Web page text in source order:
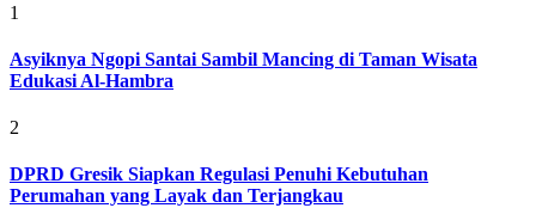
1
Asyiknya Ngopi Santai Sambil Mancing di Taman Wisata
Edukasi Al-Hambra
2
DPRD Gresik Siapkan Regulasi Penuhi Kebutuhan
Perumahan yang Layak dan Terjangkau